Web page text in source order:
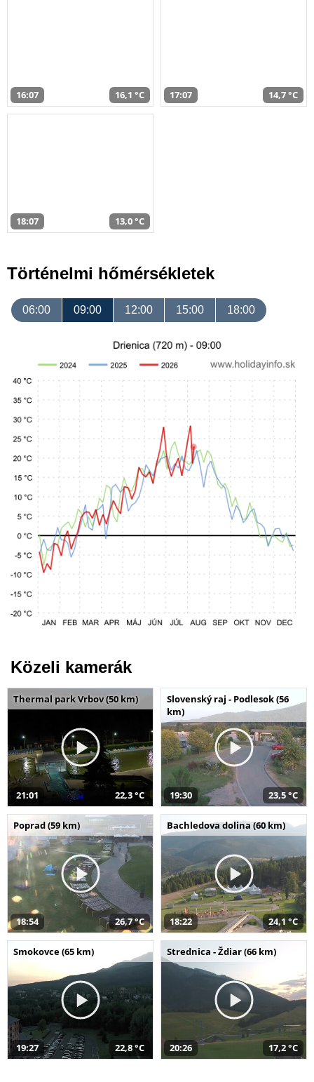
16:07 16,1 °C 17:07 14,7 °C
18:07 13,0 °C
Történelmi hőmérsékletek
06:00 09:00 12:00 15:00 18:00
Közeli kamerák
Thermal park Vrbov (50 km)
21:01 22,3 °C
Slovenský raj - Podlesok (56
km)
19:30 23,5 °C
Poprad (59 km)
18:54 26,7 °C
Bachledova dolina (60 km)
18:22 24,1 °C
Smokovce (65 km)
19:27 22,8 °C
Strednica - Ždiar (66 km)
20:26 17,2 °C